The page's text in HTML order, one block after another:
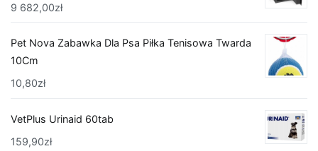
9 682,00zł
Pet Nova Zabawka Dla Psa Piłka Tenisowa Twarda
10Cm
10,80zł
VetPlus Urinaid 60tab
159,90zł